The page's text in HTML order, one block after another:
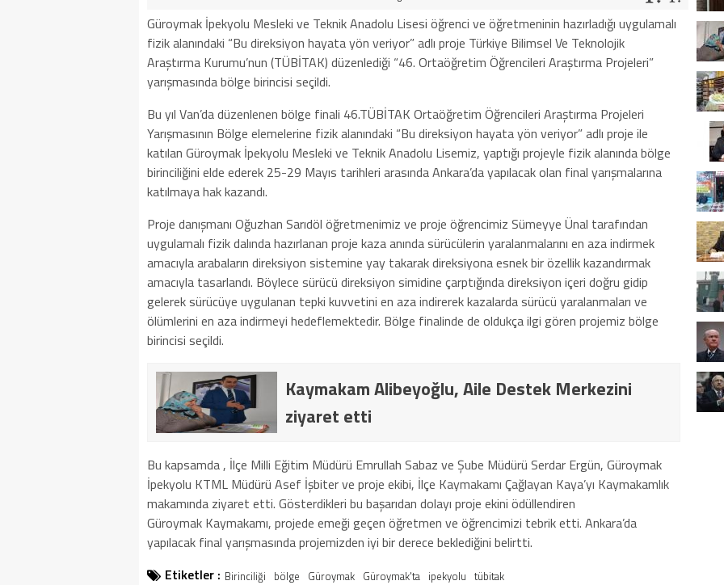
Güroymak İpekyolu Mesleki ve Teknik Anadolu Lisesi öğrenci ve öğretmeninin hazırladığı uygulamalı
fizik alanındaki “Bu direksiyon hayata yön veriyor” adlı proje Türkiye Bilimsel Ve Teknolojik
Araştırma Kurumu’nun (TÜBİTAK) düzenlediği “46. Ortaöğretim Öğrencileri Araştırma Projeleri”
yarışmasında bölge birincisi seçildi.
Bu yıl Van’da düzenlenen bölge finali 46.TÜBİTAK Ortaöğretim Öğrencileri Araştırma Projeleri
Yarışmasının Bölge elemelerine fizik alanındaki “Bu direksiyon hayata yön veriyor” adlı proje ile
katılan Güroymak İpekyolu Mesleki ve Teknik Anadolu Lisemiz, yaptığı projeyle fizik alanında bölge
birinciliğini elde ederek 25-29 Mayıs tarihleri arasında Ankara’da yapılacak olan final yarışmalarına
katılmaya hak kazandı.
Proje danışmanı Oğuzhan Sarıdöl öğretmenimiz ve proje öğrencimiz Sümeyye Ünal tarafından
uygulamalı fizik dalında hazırlanan proje kaza anında sürücülerin yaralanmalarını en aza indirmek
amacıyla arabaların direksiyon sistemine yay takarak direksiyona esnek bir özellik kazandırmak
amacıyla tasarlandı. Böylece sürücü direksiyon simidine çarptığında direksiyon içeri doğru gidip
gelerek sürücüye uygulanan tepki kuvvetini en aza indirerek kazalarda sürücü yaralanmaları ve
ölümlerini en aza indirmeyi hedeflemektedir. Bölge finalinde de oldukça ilgi gören projemiz bölge
birincisi seçildi.
Kaymakam Alibeyoğlu, Aile Destek Merkezini
ziyaret etti
Bu kapsamda , İlçe Milli Eğitim Müdürü Emrullah Sabaz ve Şube Müdürü Serdar Ergün, Güroymak
İpekyolu KTML Müdürü Asef İşbiter ve proje ekibi, İlçe Kaymakamı Çağlayan Kaya’yı Kaymakamlık
makamında ziyaret etti. Gösterdikleri bu başarıdan dolayı proje ekini ödüllendiren
Güroymak Kaymakamı, projede emeği geçen öğretmen ve öğrencimizi tebrik etti. Ankara’da
yapılacak final yarışmasında projemizden iyi bir derece beklediğini belirtti.
Etiketler : Birinciliği bölge Güroymak Güroymak'ta ipekyolu tübitak